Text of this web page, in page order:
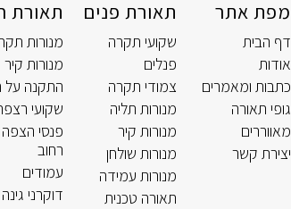
מפת אתר
דף הבית
אודות
כתבות ומאמרים
גופי תאורה
מאווררים
יצירת קשר
תאורת פנים
שקועי תקרה
פנלים
צמודי תקרה
מנורות תליה
מנורות קיר
מנורות שולחן
מנורות עמידה
תאורה טכנית
תאורת
מנורות
מנורות קיר
התקנה על
שקועי
פנסי
רחוב
עמודים
דוקרני גינה